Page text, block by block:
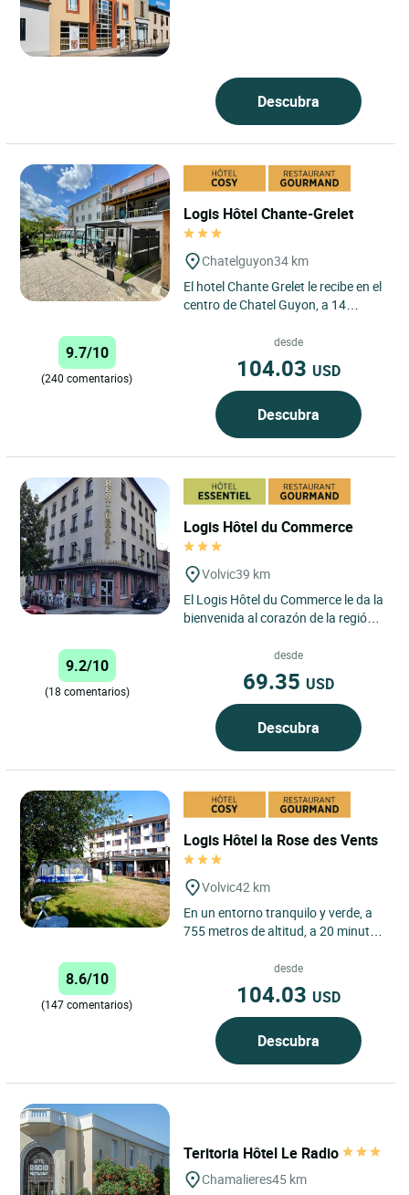
Descubra
Logis Hôtel Chante-Grelet
Chatelguyon34 km
El hotel Chante Grelet le recibe en el
centro de Chatel Guyon, a 14
minutos de Clermont...
9.7/10
(240 comentarios)
desde
104.03 USD
Descubra
Logis Hôtel du Commerce
Volvic39 km
El Logis Hôtel du Commerce le da la
bienvenida al corazón de la región
auténtica escapada...
9.2/10
(18 comentarios)
desde
69.35 USD
Descubra
Logis Hôtel la Rose des Vents
Volvic42 km
En un entorno tranquilo y verde, a
755 metros de altitud, a 20 minutos
Dôme y a 15 minutos...
8.6/10
(147 comentarios)
desde
104.03 USD
Descubra
Teritoria Hôtel Le Radio
Chamalieres45 km